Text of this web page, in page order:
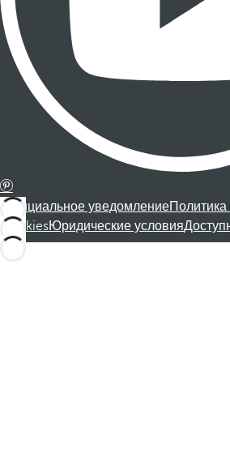
Официальное уведомление
CookiesЮридические условия